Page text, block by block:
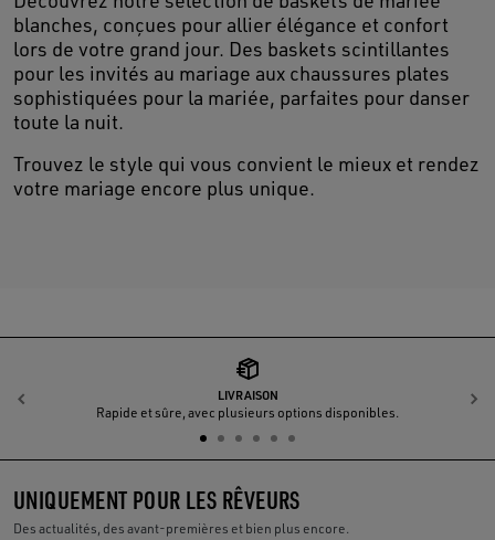
blanches, conçues pour allier élégance et confort
lors de votre grand jour. Des baskets scintillantes
pour les invités au mariage aux chaussures plates
sophistiquées pour la mariée, parfaites pour danser
toute la nuit.
Trouvez le style qui vous convient le mieux et rendez
votre mariage encore plus unique.
LIVRAISON
Rapide et sûre, avec plusieurs options disponibles.
Précédent
UNIQUEMENT POUR LES RÊVEURS
Des actualités, des avant-premières et bien plus encore.